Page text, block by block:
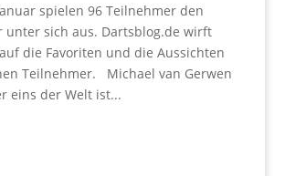
spielen 96 Teilnehmer den
unter sich aus. Dartsblog.de wirft
die Favoriten und die Aussichten
Teilnehmer. Michael van Gerwen
eins der Welt ist...